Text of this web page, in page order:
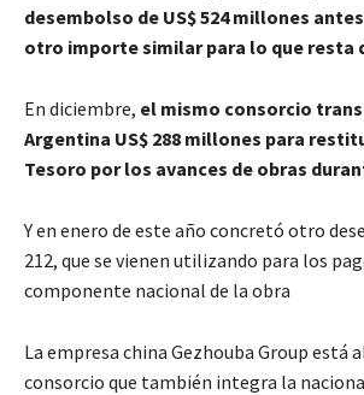
desembolso de US$ 524 millones
otro importe similar para lo que resta
En diciembre, el mismo consorcio
Argentina US$ 288 millones para
Tesoro por los avances de obras
Y en enero de este año concretó otro
212, que se vienen utilizando para los
componente nacional de la obra
La empresa china Gezhouba Group está
consorcio que también integra la